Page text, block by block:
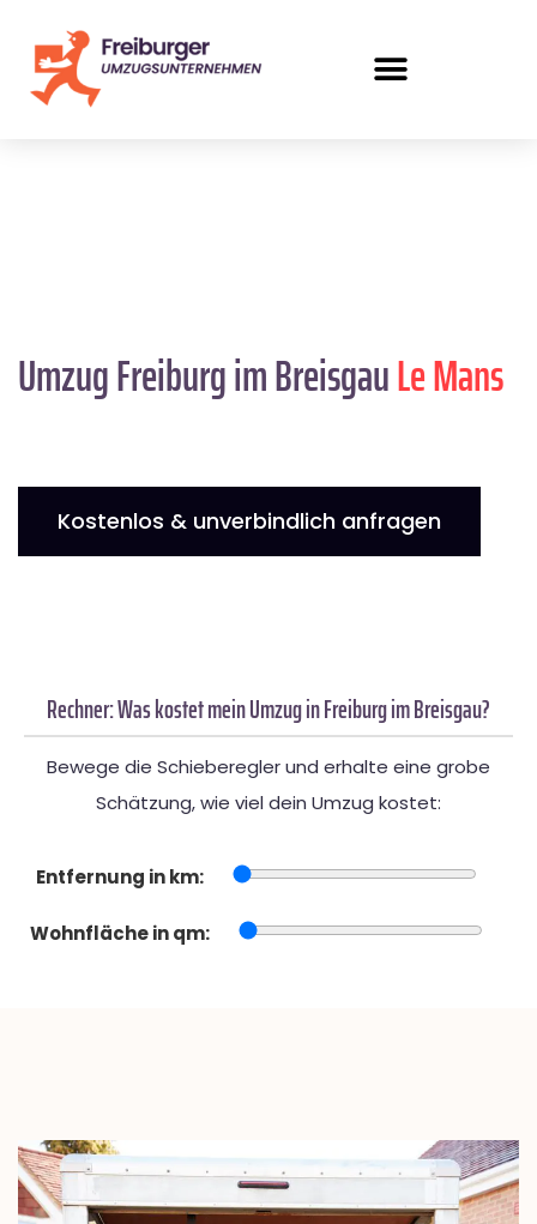
Umzug Freiburg im BreisgauLe Mans
Kostenlos & unverbindlich anfragen
Rechner: Was kostet mein Umzug in Freiburg im Breisgau?
Bewege die Schieberegler und erhalte eine grobe
Schätzung, wie viel dein Umzug kostet:
Entfernung in km:
Wohnfläche in qm: